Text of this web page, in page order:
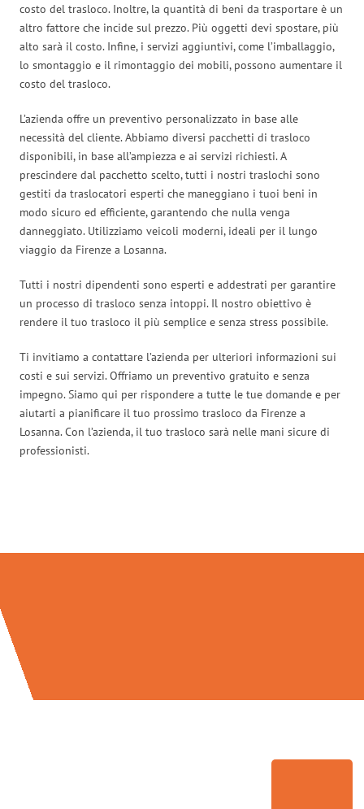
costo del trasloco. Inoltre, la quantità di beni da trasportare è un
altro fattore che incide sul prezzo. Più oggetti devi spostare, più
alto sarà il costo. Infine, i servizi aggiuntivi, come l’imballaggio,
lo smontaggio e il rimontaggio dei mobili, possono aumentare il
costo del trasloco.
L’azienda offre un preventivo personalizzato in base alle
necessità del cliente. Abbiamo diversi pacchetti di trasloco
disponibili, in base all’ampiezza e ai servizi richiesti. A
prescindere dal pacchetto scelto, tutti i nostri traslochi sono
gestiti da traslocatori esperti che maneggiano i tuoi beni in
modo sicuro ed efficiente, garantendo che nulla venga
danneggiato. Utilizziamo veicoli moderni, ideali per il lungo
viaggio da Firenze a Losanna.
Tutti i nostri dipendenti sono esperti e addestrati per garantire
un processo di trasloco senza intoppi. Il nostro obiettivo è
rendere il tuo trasloco il più semplice e senza stress possibile.
Ti invitiamo a contattare l’azienda per ulteriori informazioni sui
costi e sui servizi. Offriamo un preventivo gratuito e senza
impegno. Siamo qui per rispondere a tutte le tue domande e per
aiutarti a pianificare il tuo prossimo trasloco da Firenze a
Losanna. Con l’azienda, il tuo trasloco sarà nelle mani sicure di
professionisti.